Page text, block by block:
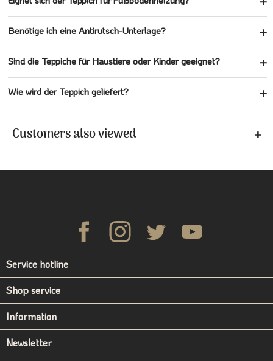
Benötige ich eine Antirutsch-Unterlage?
Sind die Teppiche für Haustiere oder Kinder geeignet?
Wie wird der Teppich geliefert?
Customers also viewed
Service hotline
Shop service
Information
Newsletter